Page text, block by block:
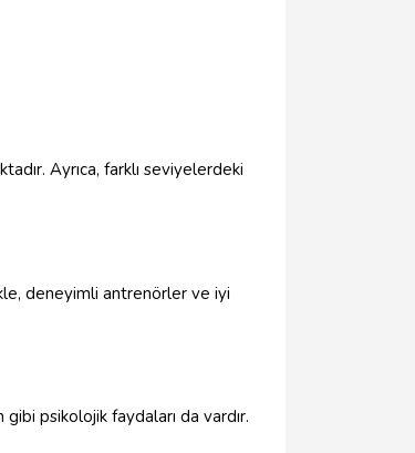
Ayrıca, farklı seviyelerdeki
deneyimli antrenörler ve iyi
psikolojik faydaları da vardır.